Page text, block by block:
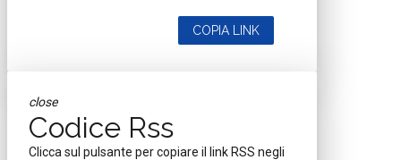
COPIA LINK
close
Codice Rss
Clicca sul pulsante per copiare il link RSS negli